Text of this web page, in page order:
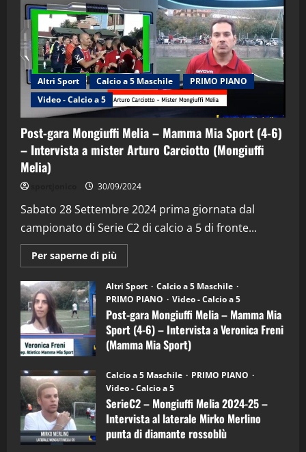
Altri Sport Calcio a 5 Maschile
PRIMO PIANO
Video - Calcio a 5
Post-gara Mongiuffi Melia – Mamma Mia Sport (4-6)
– Intervista a mister Arturo Carciotto (Mongiuffi
Melia)
30/09/2024
Sabato 28 Settembre 2024 prima giornata dal
campionato di Serie C2 di calcio a 5 di fronte...
Per saperne di più
informazioni
Post-
gara
Mongiuffi
Melia
–
Mamma
Mia
Sport
6)
–
Intervista
a
mister
Arturo
Carciotto
(Mongiuffi
Altri Sport
Calcio a 5 Maschile
PRIMO PIANO
Video - Calcio a 5
Post-gara Mongiuffi Melia – Mamma Mia
Sport (4-6) – Intervista a Veronica Freni
(Mamma Mia Sport)
Calcio a 5 Maschile
PRIMO PIANO
Video - Calcio a 5
SerieC2 – Mongiuffi Melia 2024-25 –
Intervista al laterale Mirko Merlino
punta di diamante rossoblù
2
“SportEmpire” in Podcast: 29^ Puntata
(Martedi 28 Aprile 2026)
28/04/2026
3
"SportEmpire" in Podcast
“SportEmpire” in Podcast: 28^ Puntata
(Martedi 21 Aprile 2026)
21/04/2026
4
“SportEmpire” in Podcast: 27^ Puntata
(Martedi 14 Aprile 2026)
15/04/2026